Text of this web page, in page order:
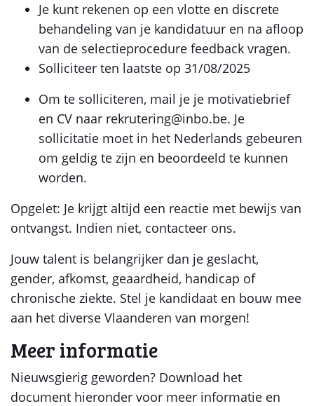
Je kunt rekenen op een vlotte en discrete
behandeling van je kandidatuur en na afloop
van de selectieprocedure feedback vragen.
Solliciteer ten laatste op 31/08/2025
Om te solliciteren, mail je je motivatiebrief
en CV naar rekrutering@inbo.be. Je
sollicitatie moet in het Nederlands gebeuren
om geldig te zijn en beoordeeld te kunnen
worden.
Opgelet: Je krijgt altijd een reactie met bewijs van
ontvangst. Indien niet, contacteer ons.
Jouw talent is belangrijker dan je geslacht,
gender, afkomst, geaardheid, handicap of
chronische ziekte. Stel je kandidaat en bouw mee
aan het diverse Vlaanderen van morgen!
Meer informatie
Nieuwsgierig geworden? Download het
document hieronder voor meer informatie en